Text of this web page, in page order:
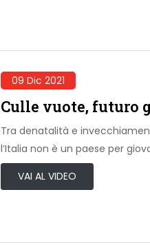
09 Dic 2021
Culle vuote, futuro
Tra denatalità e
l’Italia non è un paese per
VAI AL VIDEO